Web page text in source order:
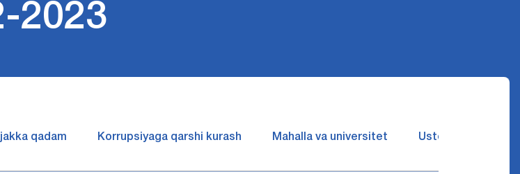
2023
qadam Korrupsiyaga qarshi kurash Mahalla va universitet Ustozlar suhbatin